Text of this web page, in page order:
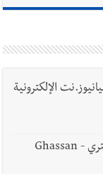
رجل الاعمال الاماراتي خلف الحبتور : 112 شهيداً
متى تستمر هذه
من ضربة قوية...
مستمرّة
الإلكترونية
الصحافي السفير غسان محمود الزعتري - Ghassan